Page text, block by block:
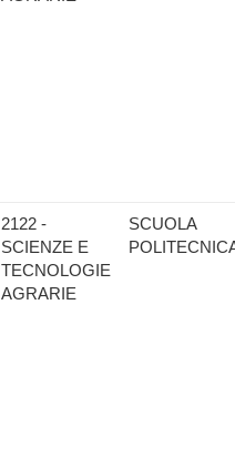
2122 -
SCIENZE E
TECNOLOGIE
AGRARIE
SCUOLA